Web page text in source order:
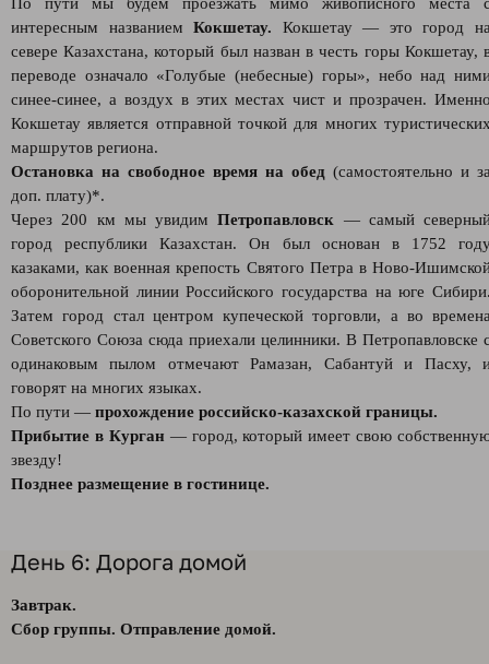
интересным названиемКокшетау. Кокшетау — это город
севере Казахстана, который был назван в честь горы Кокшетау,
переводе означало «Голубые (небесные) горы», небо над
синее-синее, а воздух в этих местах чист и прозрачен.
Кокшетау является отправной точкой для многих
маршрутов региона.
Остановка на свободное время на обед (самостоятельно и
доп. плату)*.
Через 200 км мы увидимПетропавловск — самый
город республики Казахстан. Он был основан в 1752
казаками, как военная крепость Святого Петра в Ново-
оборонительной линии Российского государства на юге
Затем город стал центром купеческой торговли, а во
Советского Союза сюда приехали целинники. В Петропавловске
одинаковым пылом отмечают Рамазан, Сабантуй и Пасху,
говорят на многих языках.
По пути — прохождение российско-казахской границы.
Прибытие в Курган — город, который имеет свою
звезду!
Позднее размещение в гостинице.
День 6: Дорога домой
Завтрак.
Сбор группы. Отправление домой.